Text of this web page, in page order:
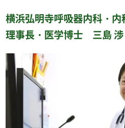
横浜弘明寺呼吸器内科・内
理事長・医学博士 三島 渉